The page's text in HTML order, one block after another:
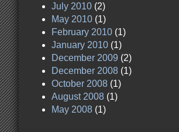
July 2010 (2)
May 2010 (1)
February 2010 (1)
January 2010 (1)
December 2009 (2)
December 2008 (1)
October 2008 (1)
August 2008 (1)
May 2008 (1)